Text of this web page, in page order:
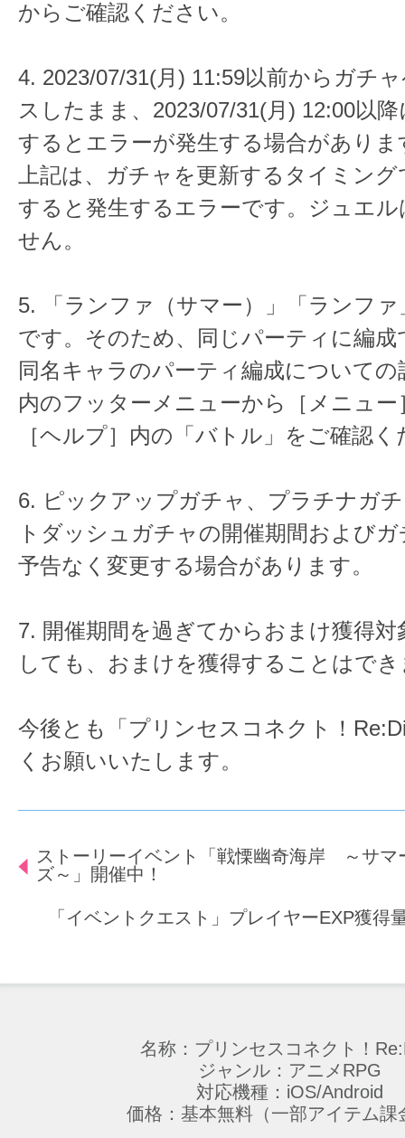
からご確認ください。
4. 2023/07/31(月) 11:59以前からガチ
スしたまま、2023/07/31(月) 12:00以
するとエラーが発生する場合がありま
上記は、ガチャを更新するタイミン
すると発生するエラーです。ジュエ
せん。
5. 「ランファ（サマー）」「ランフ
です。そのため、同じパーティに編成
同名キャラのパーティ編成について
内のフッターメニューから［メニュー
［ヘルプ］内の「バトル」をご確認く
6. ピックアップガチャ、プラチナガ
トダッシュガチャの開催期間および
予告なく変更する場合があります。
7. 開催期間を過ぎてからおまけ獲得
しても、おまけを獲得することはで
今後とも「プリンセスコネクト！
くお願いいたします。
ストーリーイベント「戦慄幽奇海岸 ～サマ
ズ～」開催中！
「イベントクエスト」プレイヤーEXP獲得
名称：プリンセスコネクト！
ジャンル：アニメRPG
対応機種：iOS/Android
価格：基本無料（一部アイテム課